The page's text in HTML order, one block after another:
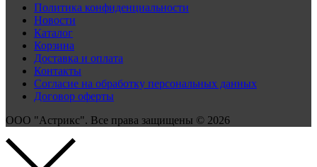
Политика конфиденциальности
Новости
Каталог
Корзина
Доставка и оплата
Контакты
Согласие на обработку персональных данных
Договор оферты
ООО "Астрикс". Все права защищены © 2026